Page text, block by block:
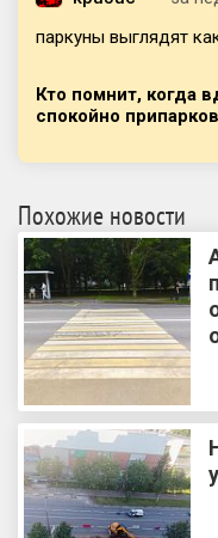
паркуны выглядят
Кто помнит, когда
спокойно
Похожие новости